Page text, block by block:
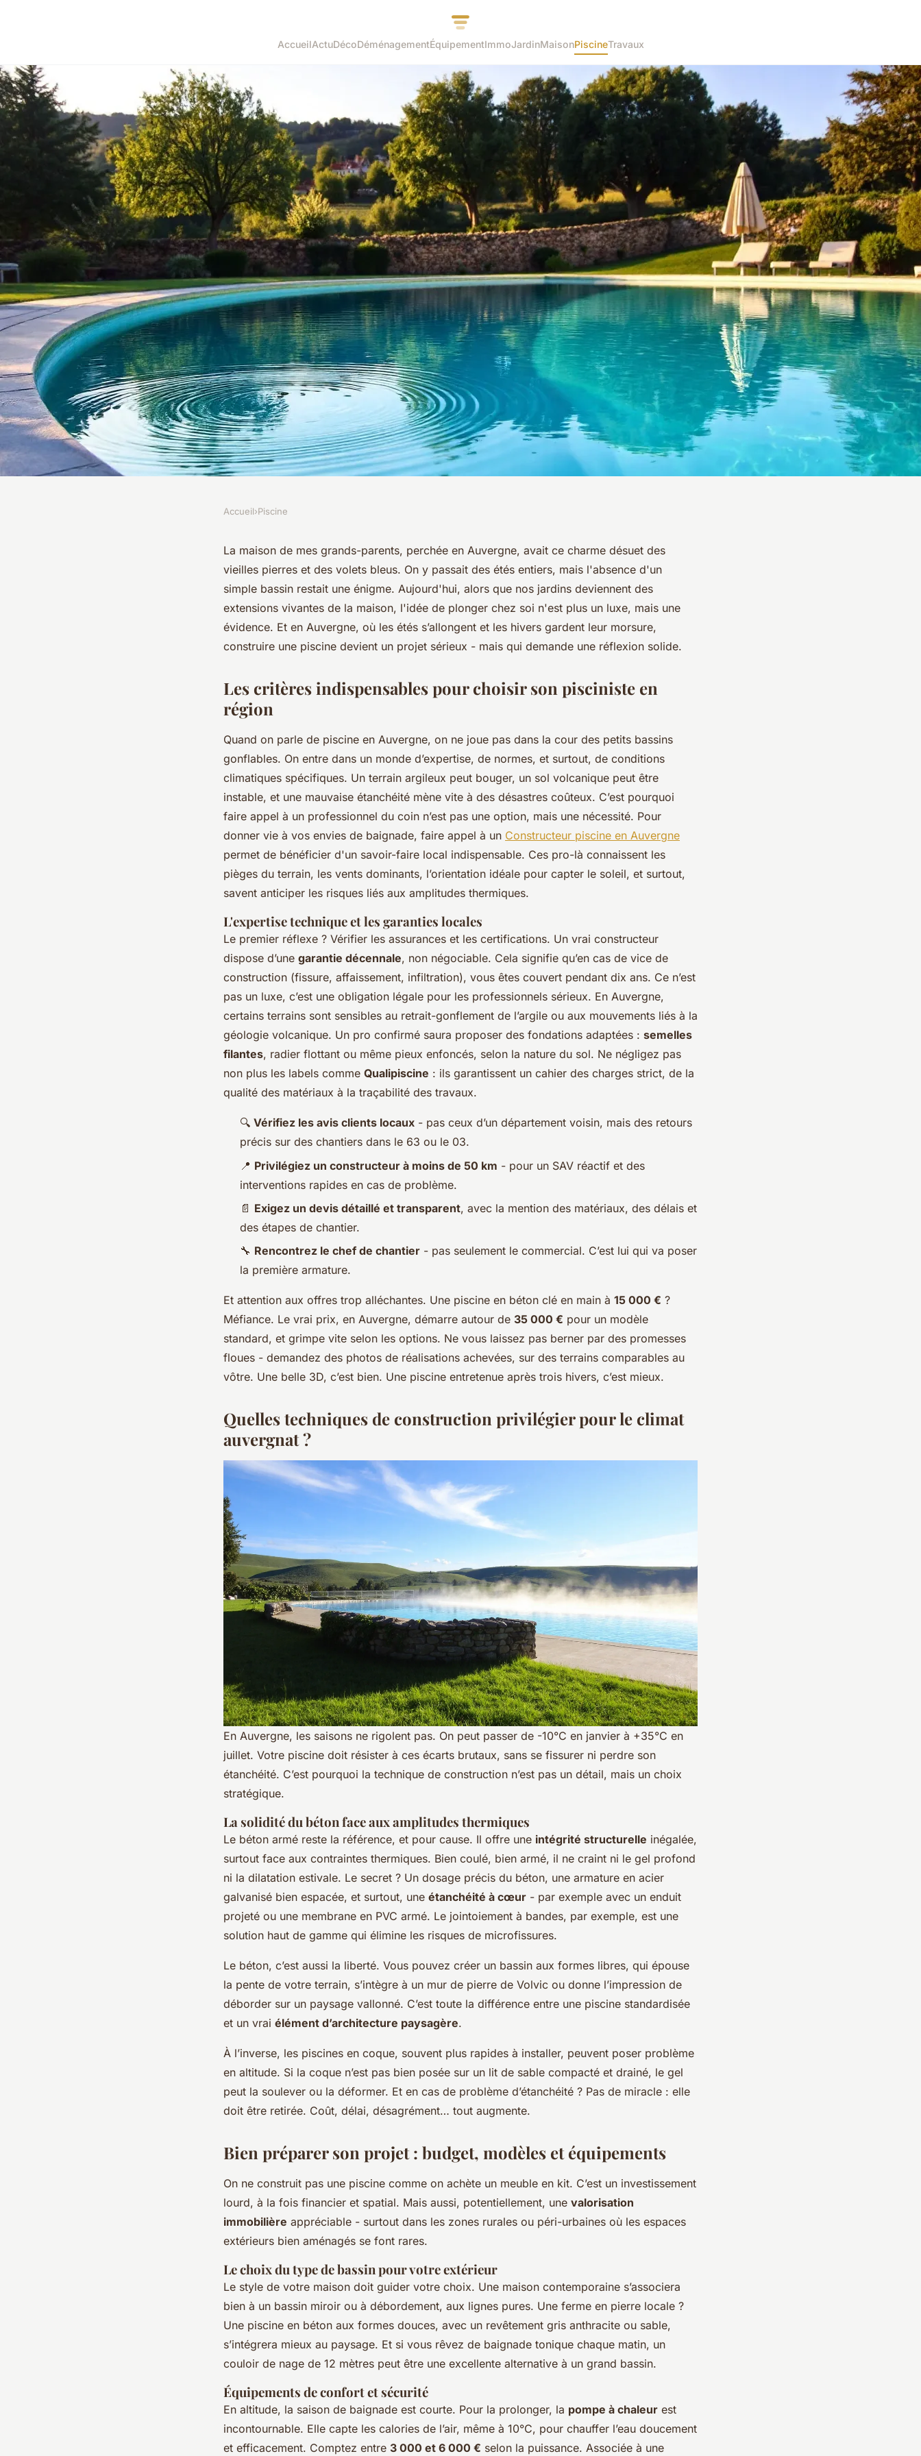
AccueilActuDécoDéménagementÉquipementImmoJardinMaisonPiscineTravaux
Top 5 constructeurs de piscines en
Auvergne à considérer
10 min de lecture
Accueil›Piscine
La maison de mes grands-parents, perchée en Auvergne, avait ce charme désuet des
vieilles pierres et des volets bleus. On y passait des étés entiers, mais l'absence d'un
simple bassin restait une énigme. Aujourd'hui, alors que nos jardins deviennent des
extensions vivantes de la maison, l'idée de plonger chez soi n'est plus un luxe, mais une
évidence. Et en Auvergne, où les étés s’allongent et les hivers gardent leur morsure,
construire une piscine devient un projet sérieux - mais qui demande une réflexion solide.
Les critères indispensables pour choisir son pisciniste en
région
Quand on parle de piscine en Auvergne, on ne joue pas dans la cour des petits bassins
gonflables. On entre dans un monde d’expertise, de normes, et surtout, de conditions
climatiques spécifiques. Un terrain argileux peut bouger, un sol volcanique peut être
instable, et une mauvaise étanchéité mène vite à des désastres coûteux. C’est pourquoi
faire appel à un professionnel du coin n’est pas une option, mais une nécessité. Pour
donner vie à vos envies de baignade, faire appel à un Constructeur piscine en Auvergne
permet de bénéficier d'un savoir-faire local indispensable. Ces pro-là connaissent les
pièges du terrain, les vents dominants, l’orientation idéale pour capter le soleil, et surtout,
savent anticiper les risques liés aux amplitudes thermiques.
L'expertise technique et les garanties locales
Le premier réflexe ? Vérifier les assurances et les certifications. Un vrai constructeur
dispose d’une garantie décennale, non négociable. Cela signifie qu’en cas de vice de
construction (fissure, affaissement, infiltration), vous êtes couvert pendant dix ans. Ce n’est
pas un luxe, c’est une obligation légale pour les professionnels sérieux. En Auvergne,
certains terrains sont sensibles au retrait-gonflement de l’argile ou aux mouvements liés à la
géologie volcanique. Un pro confirmé saura proposer des fondations adaptées : semelles
filantes, radier flottant ou même pieux enfoncés, selon la nature du sol. Ne négligez pas
non plus les labels comme Qualipiscine : ils garantissent un cahier des charges strict, de la
qualité des matériaux à la traçabilité des travaux.
🔍 Vérifiez les avis clients locaux - pas ceux d’un département voisin, mais des retours
précis sur des chantiers dans le 63 ou le 03.
📍 Privilégiez un constructeur à moins de 50 km - pour un SAV réactif et des
interventions rapides en cas de problème.
📄 Exigez un devis détaillé et transparent, avec la mention des matériaux, des délais et
des étapes de chantier.
🔧 Rencontrez le chef de chantier - pas seulement le commercial. C’est lui qui va poser
la première armature.
Et attention aux offres trop alléchantes. Une piscine en béton clé en main à 15 000 € ?
Méfiance. Le vrai prix, en Auvergne, démarre autour de 35 000 € pour un modèle
standard, et grimpe vite selon les options. Ne vous laissez pas berner par des promesses
floues - demandez des photos de réalisations achevées, sur des terrains comparables au
vôtre. Une belle 3D, c’est bien. Une piscine entretenue après trois hivers, c’est mieux.
Quelles techniques de construction privilégier pour le climat
auvergnat ?
En Auvergne, les saisons ne rigolent pas. On peut passer de -10°C en janvier à +35°C en
juillet. Votre piscine doit résister à ces écarts brutaux, sans se fissurer ni perdre son
étanchéité. C’est pourquoi la technique de construction n’est pas un détail, mais un choix
stratégique.
La solidité du béton face aux amplitudes thermiques
Le béton armé reste la référence, et pour cause. Il offre une intégrité structurelle inégalée,
surtout face aux contraintes thermiques. Bien coulé, bien armé, il ne craint ni le gel profond
ni la dilatation estivale. Le secret ? Un dosage précis du béton, une armature en acier
galvanisé bien espacée, et surtout, une étanchéité à cœur - par exemple avec un enduit
projeté ou une membrane en PVC armé. Le jointoiement à bandes, par exemple, est une
solution haut de gamme qui élimine les risques de microfissures.
Le béton, c’est aussi la liberté. Vous pouvez créer un bassin aux formes libres, qui épouse
la pente de votre terrain, s’intègre à un mur de pierre de Volvic ou donne l’impression de
déborder sur un paysage vallonné. C’est toute la différence entre une piscine standardisée
et un vrai élément d’architecture paysagère.
À l’inverse, les piscines en coque, souvent plus rapides à installer, peuvent poser problème
en altitude. Si la coque n’est pas bien posée sur un lit de sable compacté et drainé, le gel
peut la soulever ou la déformer. Et en cas de problème d’étanchéité ? Pas de miracle : elle
doit être retirée. Coût, délai, désagrément… tout augmente.
Bien préparer son projet : budget, modèles et équipements
On ne construit pas une piscine comme on achète un meuble en kit. C’est un investissement
lourd, à la fois financier et spatial. Mais aussi, potentiellement, une valorisation
immobilière appréciable - surtout dans les zones rurales ou péri-urbaines où les espaces
extérieurs bien aménagés se font rares.
Le choix du type de bassin pour votre extérieur
Le style de votre maison doit guider votre choix. Une maison contemporaine s’associera
bien à un bassin miroir ou à débordement, aux lignes pures. Une ferme en pierre locale ?
Une piscine en béton aux formes douces, avec un revêtement gris anthracite ou sable,
s’intégrera mieux au paysage. Et si vous rêvez de baignade tonique chaque matin, un
couloir de nage de 12 mètres peut être une excellente alternative à un grand bassin.
Équipements de confort et sécurité
En altitude, la saison de baignade est courte. Pour la prolonger, la pompe à chaleur est
incontournable. Elle capte les calories de l’air, même à 10°C, pour chauffer l’eau doucement
et efficacement. Comptez entre 3 000 et 6 000 € selon la puissance. Associée à une